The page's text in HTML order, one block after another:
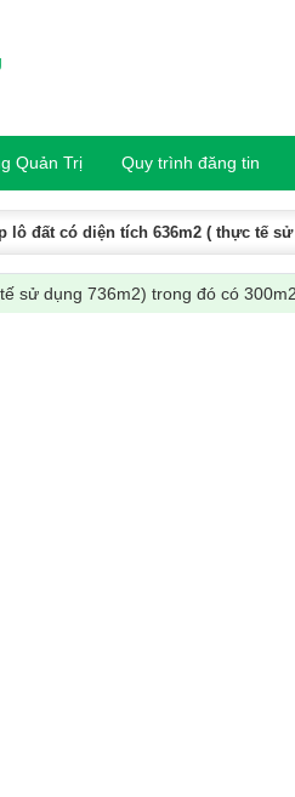
Quản Trị Quy trình đăng tin
lô đất có diện tích 636m2 ( thực tế
sử dụng 736m2) trong đó có